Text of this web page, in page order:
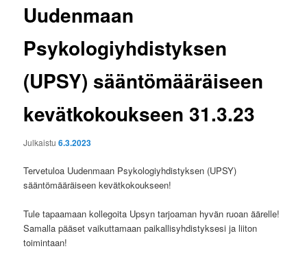
Uudenmaan
Psykologiyhdistyksen
(UPSY) sääntömääräiseen
kevätkokoukseen 31.3.23
Julkaistu6.3.2023
Tervetuloa Uudenmaan Psykologiyhdistyksen (UPSY)
sääntömääräiseen kevätkokoukseen!
Tule tapaamaan kollegoita Upsyn tarjoaman hyvän ruoan äärelle!
Samalla pääset vaikuttamaan paikallisyhdistyksesi ja liiton
toimintaan!